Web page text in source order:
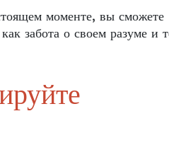
моменте, вы сможете
забота о своем разуме и